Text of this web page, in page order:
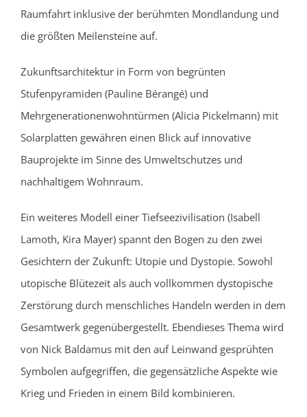
Raumfahrt inklusive der berühmten Mondlandung und
die größten Meilensteine auf.
Zukunftsarchitektur in Form von begrünten
Stufenpyramiden (Pauline Bérangé) und
Mehrgenerationenwohntürmen (Alicia Pickelmann) mit
Solarplatten gewähren einen Blick auf innovative
Bauprojekte im Sinne des Umweltschutzes und
nachhaltigem Wohnraum.
Ein weiteres Modell einer Tiefseezivilisation (Isabell
Lamoth, Kira Mayer) spannt den Bogen zu den zwei
Gesichtern der Zukunft: Utopie und Dystopie. Sowohl
utopische Blütezeit als auch vollkommen dystopische
Zerstörung durch menschliches Handeln werden in dem
Gesamtwerk gegenübergestellt. Ebendieses Thema wird
von Nick Baldamus mit den auf Leinwand gesprühten
Symbolen aufgegriffen, die gegensätzliche Aspekte wie
Krieg und Frieden in einem Bild kombinieren.